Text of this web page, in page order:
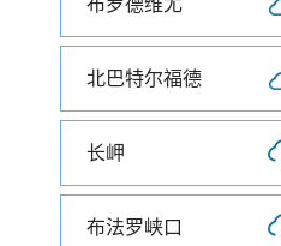
布罗德维尤
北巴特尔福德
长岬
布法罗峡口